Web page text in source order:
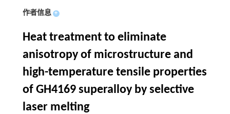
作者信息 +
Heat treatment to eliminate
anisotropy of microstructure and
high-temperature tensile properties
of GH4169 superalloy by selective
laser melting